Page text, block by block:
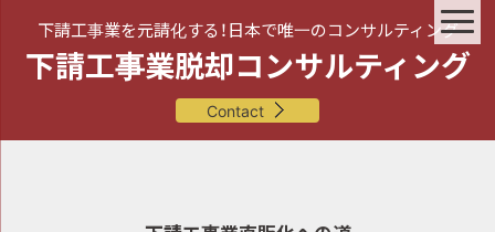
下請工事業を元請化する！日本で唯一のコンサルティング
下請工事業脱却コンサルティング
Contact